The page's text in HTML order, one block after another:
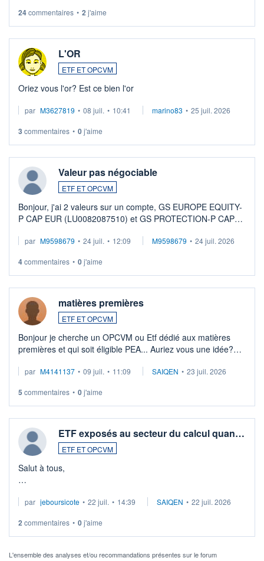
24commentaires • 2 j'aime
L'OR
ETF ET OPCVM
Oriez vous l'or? Est ce bien l'or
par M3627819 • 08 juil. • 10:41 marino83 • 25 juil. 2026
3 commentaires • 0j'aime
Valeur pas négociable
ETF ET OPCVM
Bonjour, j'ai 2 valeurs sur un compte, GS EUROPE EQUITY-
P CAP EUR (LU0082087510) et GS PROTECTION-P CAP
veux procéder à la vente, on me signale ...
par M9598679 • 24 juil. • 12:09 M9598679 • 24 juil. 2026
4commentaires • 0j'aime
matières premières
ETF ET OPCVM
Bonjour je cherche un OPCVM ou Etf dédié aux matières
premières et qui soit éligible PEA... Auriez vous une idée?
par M4141137 • 09 juil. • 11:09 SAIQEN • 23 juil. 2026
5 commentaires • 0j'aime
ETF exposés au secteur du calcul quan…
ETF ET OPCVM
Salut à tous,
via un ETF plutôt que des actions individuelles.
Idéalement, je voudrais qu'il soit éligible au PEA.
Pour l' ...
par jeboursicote • 22 juil. • 14:39 SAIQEN • 22 juil. 2026
2 commentaires • 0j'aime
L'ensemble des analyses et/ou recommandations présentes sur le forum